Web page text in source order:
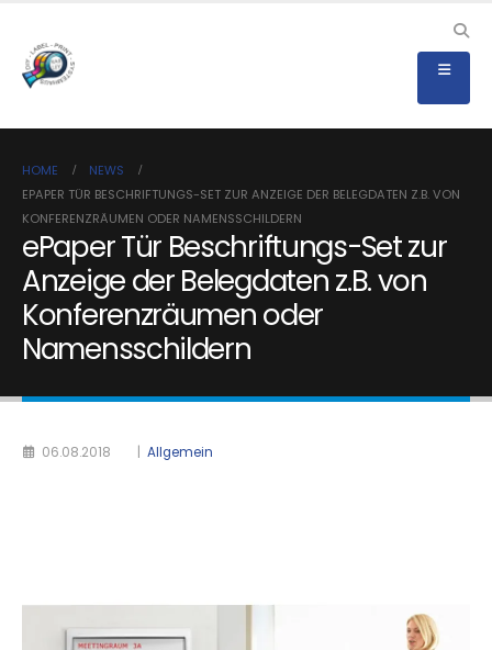
HOME
NEWS
EPAPER TÜR BESCHRIFTUNGS-SET ZUR ANZEIGE DER BELEGDATEN Z.B. VON
KONFERENZRÄUMEN ODER NAMENSSCHILDERN
ePaper Tür Beschriftungs-Set zur
Anzeige der Belegdaten z.B. von
Konferenzräumen oder
Namensschildern
06.08.2018 Allgemein